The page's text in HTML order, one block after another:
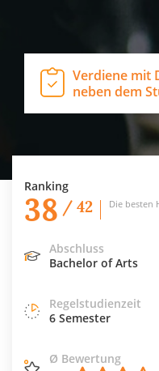
Verdiene mit
neben dem
Ranking
38 / 42 Die besten
Abschluss
Bachelor of Arts
Regelstudienzeit
6 Semester
Ø Bewertung